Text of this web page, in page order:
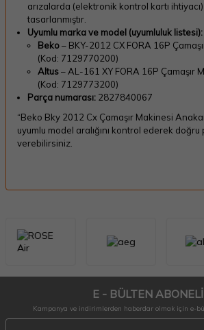
arızalarda (elektronik kontrol kartı
tasarlanmıştır.
Uyumlu marka ve model (uyumluluk listesi):
Beko– BKY-2012 CX FORA 16P
(Kod: 7129770200)
Altus– AL-161 XY FORA 16P Çamaşır
(Kod: 7129773200)
Parça numarası: 2827840067
“Beko Bky 2012 Cx Çamaşır Makinesi
uyumlu model aralığını kontrol ederek doğru
verebilirsiniz.
E - BÜLTEN
Kampanya ve indirimlerden haberdar olmak için e-